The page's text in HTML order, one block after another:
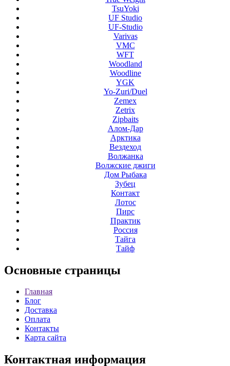
TsuYoki
UF Studio
UF-Studio
Varivas
VMC
WFT
Woodland
Woodline
YGK
Yo-Zuri/Duel
Zemex
Zetrix
Zipbaits
Алом-Дар
Арктика
Вездеход
Волжанка
Волжские джиги
Дом Рыбака
Зубец
Контакт
Лотос
Пирс
Практик
Россия
Тайга
Тайф
Основные страницы
Главная
Блог
Доставка
Оплата
Контакты
Карта сайта
Контактная информация